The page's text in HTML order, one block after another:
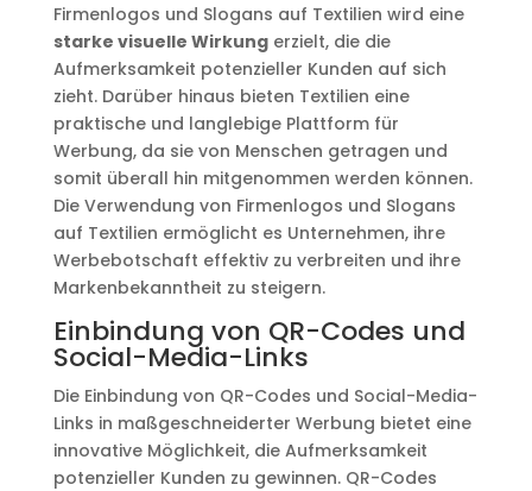
Firmenlogos und Slogans auf Textilien wird eine
starke visuelle Wirkungerzielt, die die
Aufmerksamkeit potenzieller Kunden auf sich
zieht. Darüber hinaus bieten Textilien eine
praktische und langlebige Plattform für
Werbung, da sie von Menschen getragen und
somit überall hin mitgenommen werden können.
Die Verwendung von Firmenlogos und Slogans
auf Textilien ermöglicht es Unternehmen, ihre
Werbebotschaft effektiv zu verbreiten und ihre
Markenbekanntheit zu steigern.
Einbindung von QR-Codes und
Social-Media-Links
Die Einbindung von QR-Codes und Social-Media-
Links in maßgeschneiderter Werbung bietet eine
innovative Möglichkeit, die Aufmerksamkeit
potenzieller Kunden zu gewinnen. QR-Codes